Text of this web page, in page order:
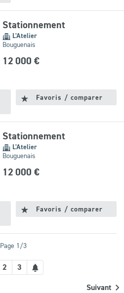
Stationnement
L'Atelier
Bouguenais
12 000 €
Favoris / comparer
Stationnement
L'Atelier
Bouguenais
12 000 €
Favoris / comparer
Page 1/3
2 3
Créer
une
Suivant